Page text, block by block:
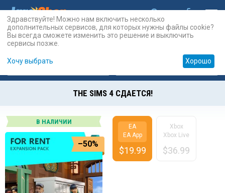
Карты Prepaid
THE SIMS 4 СДАЕТСЯ!
В НАЛИЧИИ
–50%
EA
EA App
$19.99
Xbox
Xbox Live
$36.99
Здравствуйте! Можно нам включить несколько
дополнительных сервисов, для которых нужны файлы cookie?
Вы всегда сможете изменить это решение и выключить
сервисы позже.
Хочу выбрать Хорошо